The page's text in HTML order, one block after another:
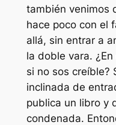
también venimos
hace poco con el
allá, sin entrar a
la doble vara.
si no sos creíble?
inclinada de
publica un libro y
condenada.